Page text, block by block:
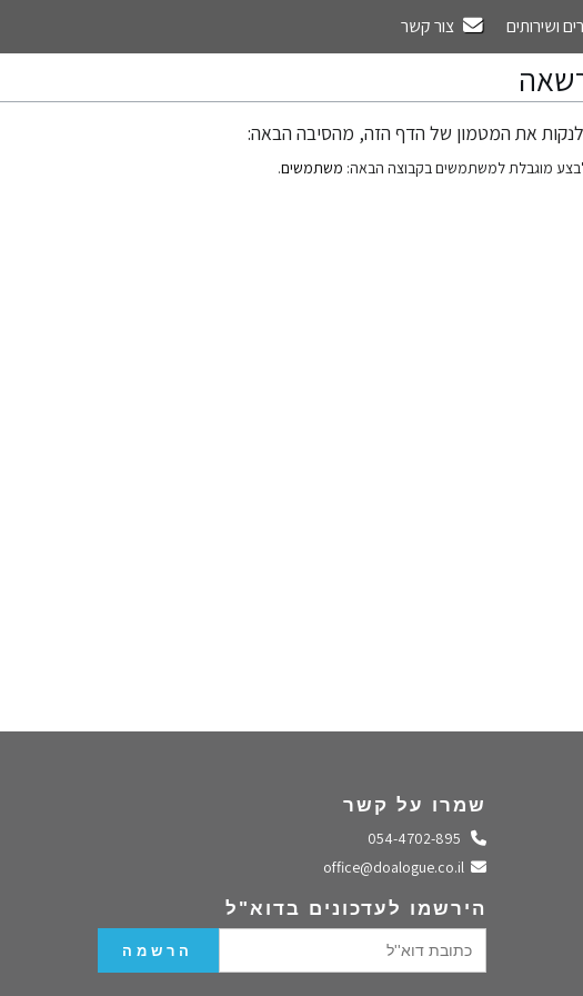
ושירותים צור קשר
את המטמון של הדף הזה, מהסיבה הבאה:
מוגבלת למשתמשים בקבוצה הבאה: משתמשים.
שמרו על קשר
התקשרו אלינו
שלחו מייל
הירשמו לעדכונים בדוא"ל